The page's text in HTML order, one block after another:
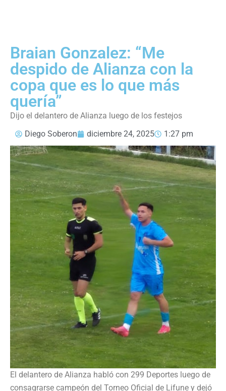
Braian Gonzalez: “Me
despido de Alianza con la
copa que es lo que más
quería”
Dijo el delantero de Alianza luego de los festejos
Diego Soberon
diciembre 24, 2025 1:27 pm
El delantero de Alianza habló con 299 Deportes luego de
consagrarse campeón del Torneo Oficial de Lifune y dejó